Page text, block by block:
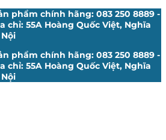
phẩm chính hãng: 083 250 8889 -
chỉ: 55A Hoàng Quốc Việt, Nghĩa
phẩm chính hãng: 083 250 8889 -
chỉ: 55A Hoàng Quốc Việt, Nghĩa